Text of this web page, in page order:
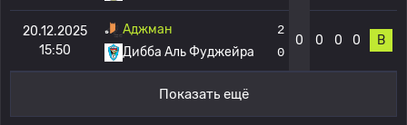
20.12.2025
15:50
Аджман
Дибба Аль Фуджейра
2
0
0 0 0 0 В
Показать ещё